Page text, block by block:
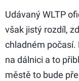
Udávaný WLTP
však jistý rozdíl,
chladném počasí.
na dálnici a to
městě to bude